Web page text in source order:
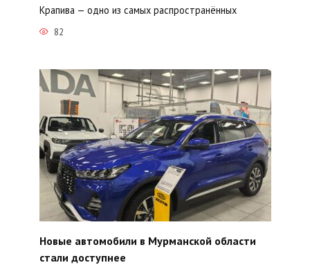
Крапива — одно из самых распространённых
82
Новые автомобили в Мурманской области
стали доступнее